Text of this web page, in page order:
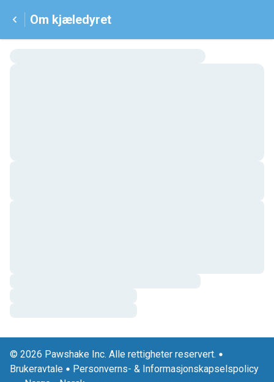
Om kjæledyret
© 2026 Pawshake Inc. Alle rettigheter reservert.
Brukeravtale
Personverns- & Informasjonskapselspolicy